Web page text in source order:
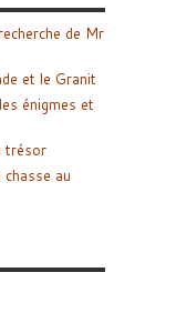
de Mr
et le Granit
énigmes et
trésor
chasse au